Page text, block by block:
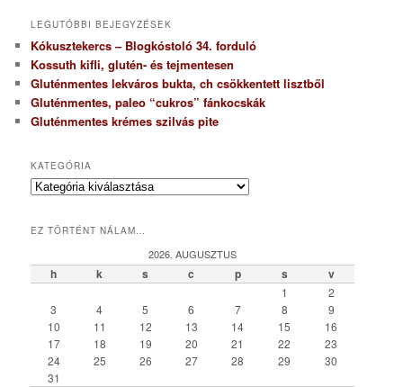
LEGUTÓBBI BEJEGYZÉSEK
Kókusztekercs – Blogkóstoló 34. forduló
Kossuth kifli, glutén- és tejmentesen
Gluténmentes lekváros bukta, ch csökkentett lisztből
Gluténmentes, paleo “cukros” fánkocskák
Gluténmentes krémes szilvás pite
KATEGÓRIA
K
e
r
EZ TÖRTÉNT NÁLAM…
2026. AUGUSZTUS
h k s c p s v
1
2
3
4 5 6 7 8
9
10
11 12 13 14 15
16
17
18 19 20 21 22
23
24
25 26 27 28 29
30
31